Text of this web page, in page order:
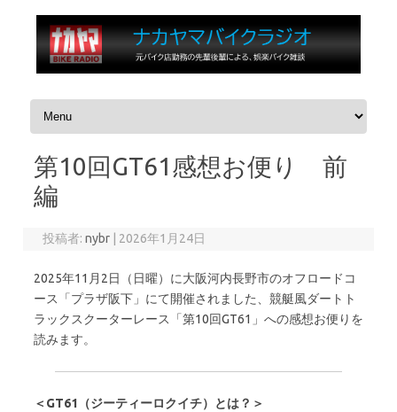
コンテンツへスキップ
第10回GT61感想お便り 前
編
投稿者:nybr 2026年1月24日
2025年11月2日（日曜）に大阪河内長野市のオフロードコ
ース「プラザ阪下」にて開催されました、競艇風ダートト
ラックスクーターレース「第10回GT61」への感想お便りを
読みます。
＜GT61（ジーティーロクイチ）とは？＞